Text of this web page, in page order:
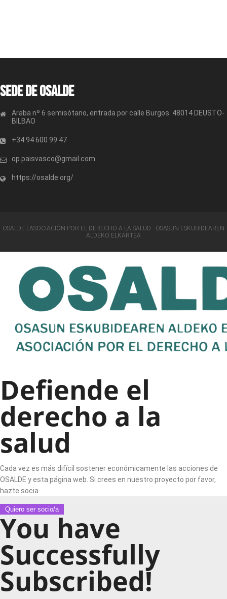
Sede de OSALDE
Araba nº 6 semisótano, entrada por calle Burgos. 48014 DEUSTO-
BILBAO
+34 94 600 99 47
op.paisvasco@gmail.com
https://osalde.org/
OSALDE | ASOCIACIÓN POR EL DERECHO A LA SALUD · OSASUN ESKUBIDEAREN
ALDEKO ELKARTEA
Defiende el
derecho a la
salud
Cada vez es más difícil sostener económicamente las acciones de
OSALDE y esta página web. Si crees en nuestro proyecto por favor,
hazte socia.
Quiero ser socio/a
You have
Successfully
Subscribed!